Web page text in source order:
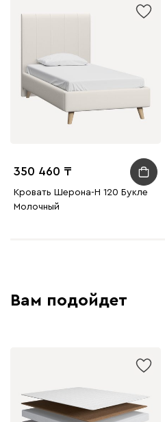
350 460
Кровать Шерона-Н 120 Букле
Молочный
Вам подойдет